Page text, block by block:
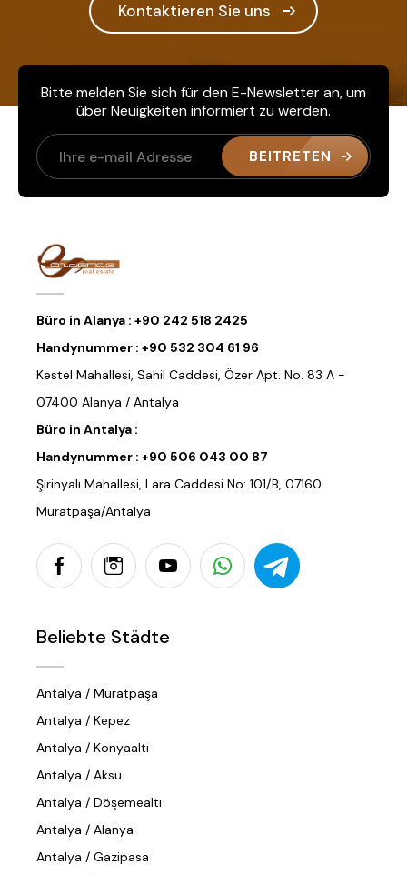
Kontaktieren Sie uns
Bitte melden Sie sich für den E-Newsletter an, um
über Neuigkeiten informiert zu werden.
BEITRETEN
Büro in Alanya : +90 242 518 2425
Handynummer : +90 532 304 61 96
Kestel Mahallesi, Sahil Caddesi, Özer Apt. No. 83 A -
07400 Alanya / Antalya
Büro in Antalya :
Handynummer : +90 506 043 00 87
Şirinyalı Mahallesi, Lara Caddesi No: 101/B, 07160
Muratpaşa/Antalya
Beliebte Städte
Antalya / Muratpaşa
Antalya / Kepez
Antalya / Konyaaltı
Antalya / Aksu
Antalya / Döşemealtı
Antalya / Alanya
Antalya / Gazipasa